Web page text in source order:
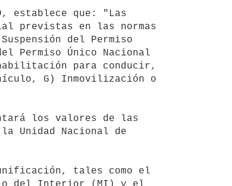
previstas en las normas
del Permiso
Permiso Único Nacional
para conducir,
G) Inmovilización o
Unidad Nacional de